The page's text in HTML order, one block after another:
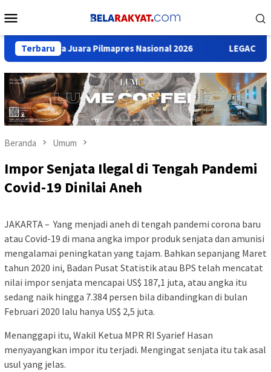
ke
Mobile
Terbaru
Tyara Juara Pilmapres Nasional 2026 LEGACY KETUM
Beranda Umum
Impor Senjata Ilegal di Tengah Pandemi
Covid-19 Dinilai Aneh
JAKARTA – Yang menjadi aneh di tengah pandemi corona baru
atau Covid-19 di mana angka impor produk senjata dan amunisi
mengalamai peningkatan yang tajam. Bahkan sepanjang Maret
tahun 2020 ini, Badan Pusat Statistik atau BPS telah mencatat
nilai impor senjata mencapai US$ 187,1 juta, atau angka itu
sedang naik hingga 7.384 persen bila dibandingkan di bulan
Februari 2020 lalu hanya US$ 2,5 juta.
Menanggapi itu, Wakil Ketua MPR RI Syarief Hasan
menyayangkan impor itu terjadi. Mengingat senjata itu tak asal
usul yang jelas.